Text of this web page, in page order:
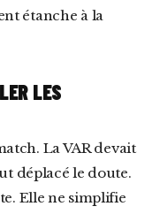
étanche à la
LES
La VAR devait
déplacé le doute.
Elle ne simplifie